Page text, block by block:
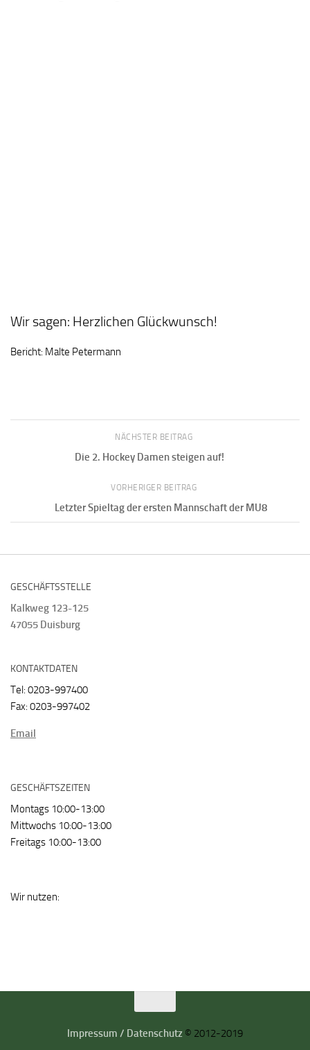
Wir sagen: Herzlichen Glückwunsch!
Bericht: Malte Petermann
NÄCHSTER BEITRAG
Die 2. Hockey Damen steigen auf!
VORHERIGER BEITRAG
Letzter Spieltag der ersten Mannschaft der MU8
GESCHÄFTSSTELLE
Kalkweg 123-125
47055 Duisburg
KONTAKTDATEN
Tel: 0203-997400
Fax: 0203-997402
Email
GESCHÄFTSZEITEN
Montags 10:00-13:00
Mittwochs 10:00-13:00
Freitags 10:00-13:00
Wir nutzen:
Impressum / Datenschutz © 2012-2019